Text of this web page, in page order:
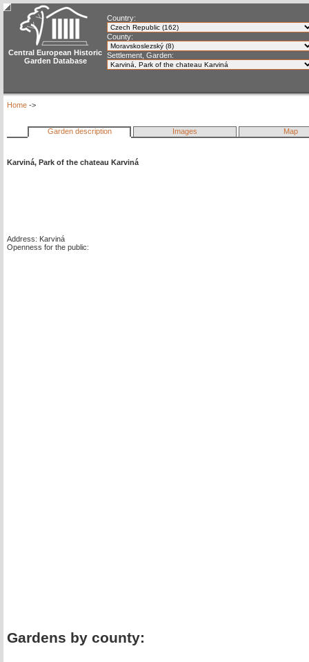
Central European Historic
Garden Database
Country:
County:
Settlement, Garden:
Home ->
Garden description Images Map
Karviná, Park of the chateau Karviná
Address: Karviná
Openness for the public:
Gardens by county: